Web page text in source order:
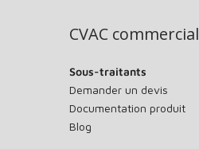
CVAC commercial
Sous-traitants
Demander un devis
Documentation produit
Blog